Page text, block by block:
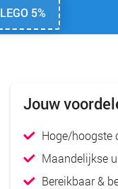
LEGO 5%
Jouw
Hoge/hoogste
Maandelijkse
Bereikbaar &